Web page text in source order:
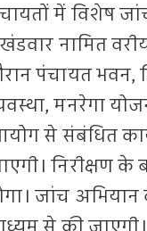
में विशेष
नामित
पंचायत भवन,
मनरेगा
से संबंधित
निरीक्षण के
जांच अभियान